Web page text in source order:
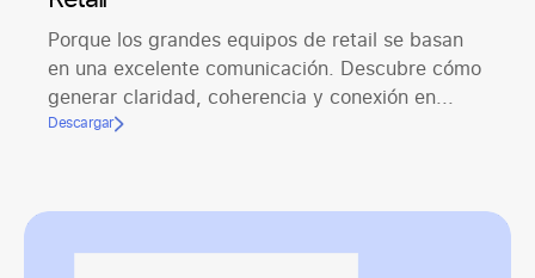
Porque los grandes equipos de retail se basan
en una excelente comunicación. Descubre cómo
generar claridad, coherencia y conexión en...
Descargar